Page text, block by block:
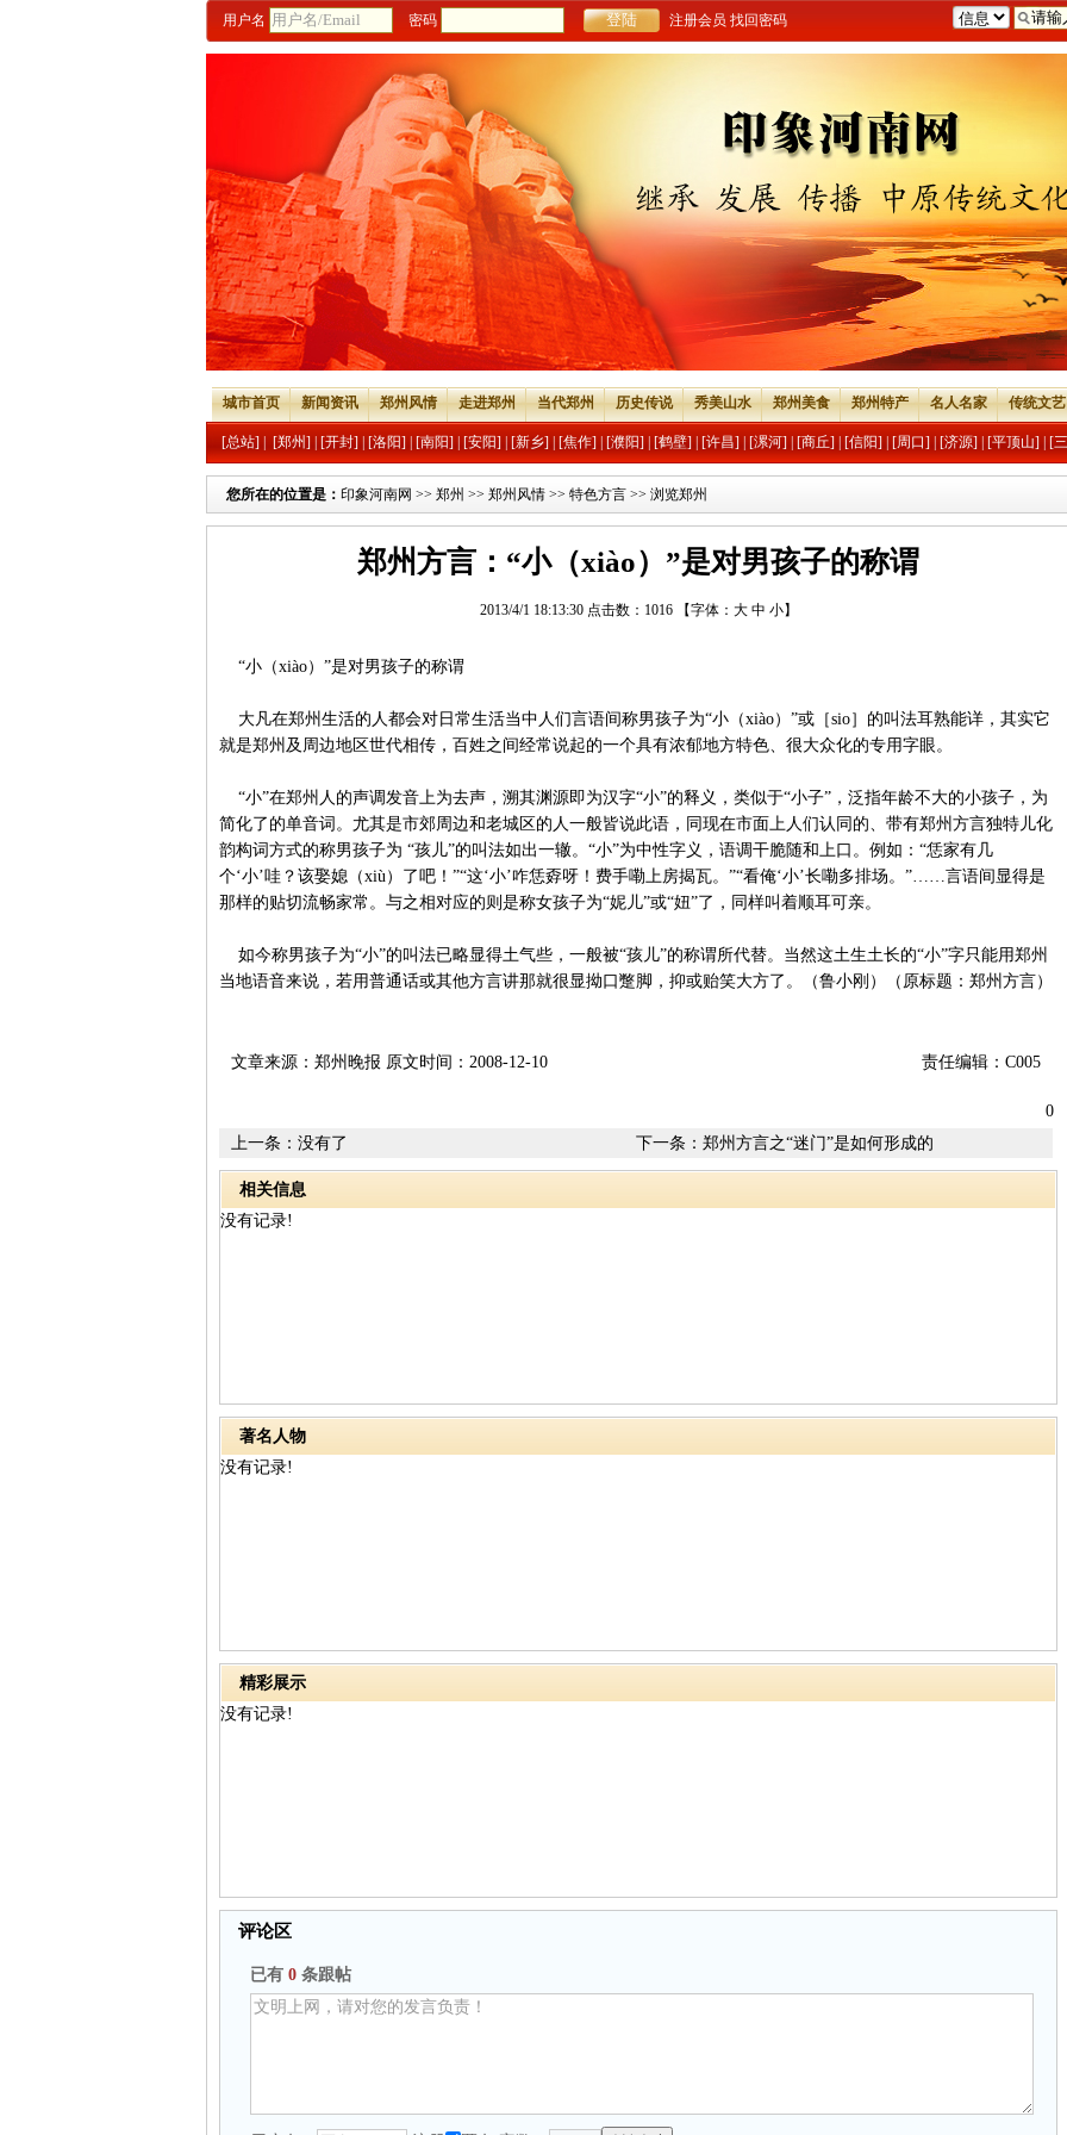
用户名 密码 注册会员 找回密码
城市首页 新闻资讯 郑州风情 走进郑州 当代郑州 历史传说 秀美山水 郑州美食 郑州特产 名人名家 传统文艺
[总站] [郑州] [开封] [洛阳] [南阳] [安阳] [新乡] [焦作] [濮阳] [鹤壁] [许昌] [漯河] [商丘] [信阳] [周口] [济源] [平顶山] [
您所在的位置是： 印象河南网 >> 郑州 >> 郑州风情 >> 特色方言 >> 浏览郑州
郑州方言：“小（xiào）”是对男孩子的称谓
2013/4/1 18:13:30 点击数： 1016 【字体： 大 中 小】
“小（xiào）”是对男孩子的称谓
大凡在郑州生活的人都会对日常生活当中人们言语间称男孩子为“小（xiào）”或［sio］的叫法耳熟能详，其实它
就是郑州及周边地区世代相传，百姓之间经常说起的一个具有浓郁地方特色、很大众化的专用字眼。
“小”在郑州人的声调发音上为去声，溯其渊源即为汉字“小”的释义，类似于“小子”，泛指年龄不大的小孩子，为
简化了的单音词。尤其是市郊周边和老城区的人一般皆说此语，同现在市面上人们认同的、带有郑州方言独特儿化
韵构词方式的称男孩子为 “孩儿”的叫法如出一辙。“小”为中性字义，语调干脆随和上口。例如：“恁家有几
个‘小’哇？该娶媳（xiù）了吧！”“这‘小’咋恁孬呀！费手嘞上房揭瓦。”“看俺‘小’长嘞多排场。”……言语间显得是
那样的贴切流畅家常。与之相对应的则是称女孩子为“妮儿”或“妞”了，同样叫着顺耳可亲。
如今称男孩子为“小”的叫法已略显得土气些，一般被“孩儿”的称谓所代替。当然这土生土长的“小”字只能用郑州
当地语音来说，若用普通话或其他方言讲那就很显拗口蹩脚，抑或贻笑大方了。（鲁小刚）（原标题：郑州方言）
责任编辑：C005
文章来源：郑州晚报 原文时间：2008-12-10
0
下一条： 郑州方言之“迷门”是如何形成的
上一条：没有了
相关信息
没有记录!
著名人物
没有记录!
精彩展示
没有记录!
评论区
已有 0 条跟帖